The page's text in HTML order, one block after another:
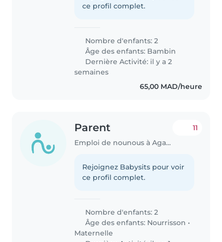
ce profil complet.
Nombre d'enfants: 2
Âge des enfants: Bambin
Dernière Activité: il y a 2
semaines
65,00 MAD/heure
Parent
Emploi de nounous à Agadir
11
Rejoignez Babysits pour voir
ce profil complet.
Nombre d'enfants: 2
Âge des enfants: Nourrisson •
Maternelle